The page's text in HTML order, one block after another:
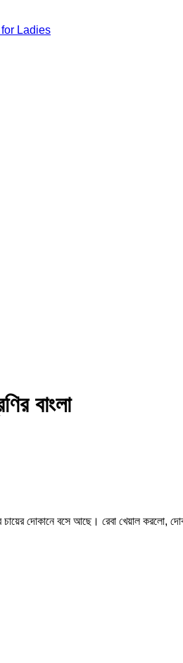
Ladies
বাংলা
চায়ের দোকানে বসে আছে। রেবা খেয়াল